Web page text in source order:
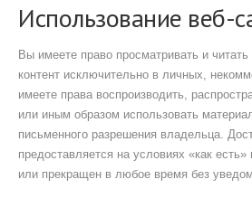
Использование веб-
Вы имеете право просматривать и
контент исключительно в личных,
имеете права воспроизводить,
или иным образом использовать
письменного разрешения владельца.
предоставляется на условиях «как
или прекращен в любое время без